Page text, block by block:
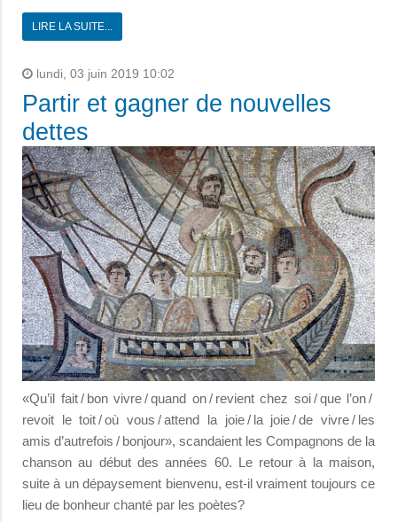
LIRE LA SUITE...
lundi, 03 juin 2019 10:02
Partir et gagner de nouvelles
dettes
«Qu’il fait / bon vivre / quand on / revient chez soi / que l’on /
revoit le toit / où vous / attend la joie / la joie / de vivre / les
amis d’autrefois / bonjour», scandaient les Compagnons de la
chanson au début des années 60. Le retour à la maison,
suite à un dépaysement bienvenu, est-il vraiment toujours ce
lieu de bonheur chanté par les poètes?